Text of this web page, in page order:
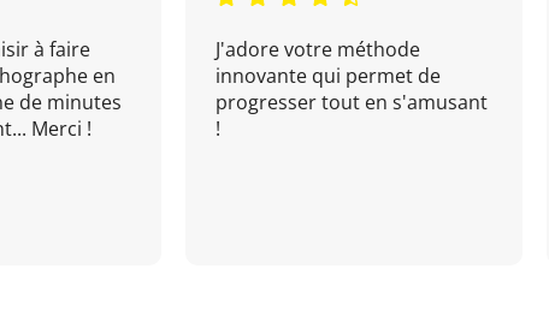
à faire
en
de minutes
Merci !
J'adore votre méthode
innovante qui permet de
progresser tout en s'amusant
!